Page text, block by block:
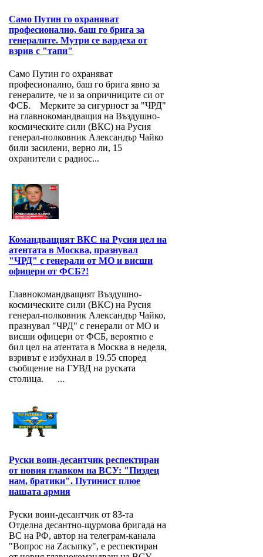
Само Путин го охраняват
професионално, баш го брига за
генералите. Мутри се вардеха от
взрив с "тапи"
Само Путин го охраняват
професионално, баш го брига явно за
генералите, че и за опричниците си от
ФСБ. Мерките за сигурност за "ЧРД"
на главнокомандващия на Въздушно-
космическите сили (ВКС) на Русия
генерал-полковник Александър Чайко
били засилени, верно ли, 15
охранители с радиос...
Командващият ВКС на Русия цел на
атентата в Москва, празнувал
"ЧРД" с генерали от МО и висши
офицери от ФСБ?!
Главнокомандващият Въздушно-
космическите сили (ВКС) на Русия
генерал-полковник Александър Чайко,
празнувал "ЧРД" с генерали от МО и
висши офицери от ФСБ, вероятно е
бил цел на атентата в Москва в неделя,
взривът е избухнал в 19.55 според
съобщение на ГУВД на руската
столица. ...
Руски воин-десантчик респектиран
от новия главком на ВСУ: "Пиздец
нам, братики". Путинист плюе
нашата армия
Руски воин-десантчик от 83-та
Отделна десантно-щурмова бригада на
ВС на РФ, автор на телеграм-канала
"Вопрос на Zасыпку", е респектиран